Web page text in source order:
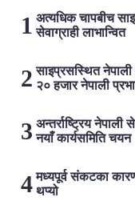
अत्यधिक चापबीच
सेवाग्राही लाभान्वित
साइप्रसस्थित
२० हजार नेपाली
अन्तर्राष्ट्रिय
नयाँ कार्यसमिति चयन
मध्यपूर्व संकटका
थप्यो